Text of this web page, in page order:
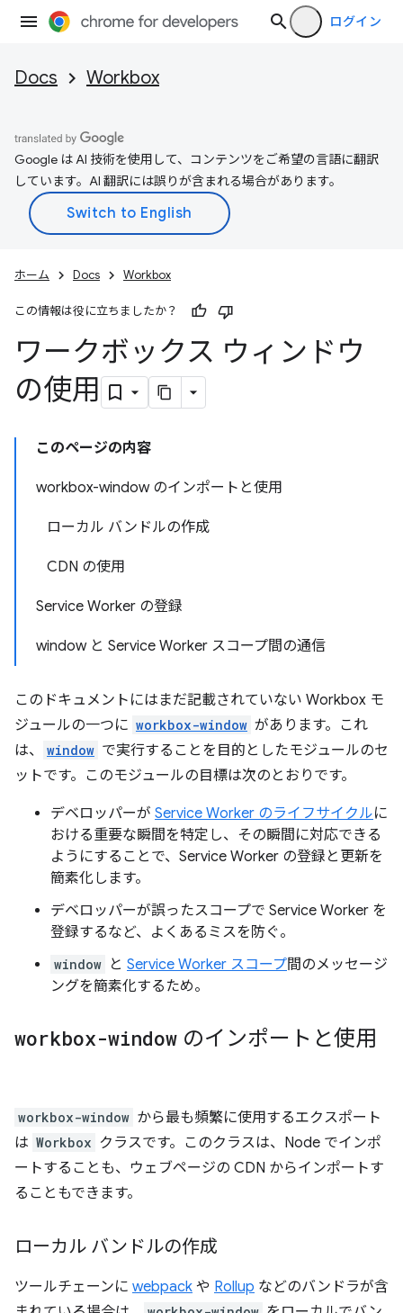
ログイン
Docs Workbox
Google は AI 技術を使用して、コンテンツをご希望の言語に翻訳
しています。AI 翻訳には誤りが含まれる場合があります。
ホーム Docs Workbox
この情報は役に立ちましたか？
ワークボックス ウィンドウ
の使用
このページの内容
workbox-window のインポートと使用
ローカル バンドルの作成
CDN の使用
Service Worker の登録
window と Service Worker スコープ間の通信
このドキュメントにはまだ記載されていない Workbox モ
ジュールの一つに workbox-window があります。これ
は、
window で実行することを目的としたモジュールのセ
ットです。このモジュールの目標は次のとおりです。
デベロッパーが Service Worker のライフサイクルに
おける重要な瞬間を特定し、その瞬間に対応できる
ようにすることで、Service Worker の登録と更新を
簡素化します。
デベロッパーが誤ったスコープで Service Worker を
登録するなど、よくあるミスを防ぐ。
window と Service Worker スコープ間のメッセージ
ングを簡素化するため。
workbox-window のインポートと使用
workbox-window から最も頻繁に使用するエクスポート
は Workbox クラスです。このクラスは、Node でインポ
ートすることも、ウェブページの CDN からインポートす
ることもできます。
ローカル バンドルの作成
ツールチェーンに webpack や Rollup などのバンドラが含